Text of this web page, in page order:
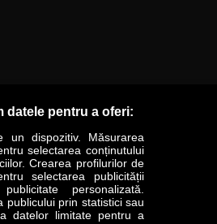
SPECIAL OPINII
Revista Business Magazin
datele pentru a oferi:
un dispozitiv. Măsurarea
selectarea conținutului
Crearea profilurilor de
selectarea publicității
personalizată.
publicului prin statistici sau
datelor limitate pentru a